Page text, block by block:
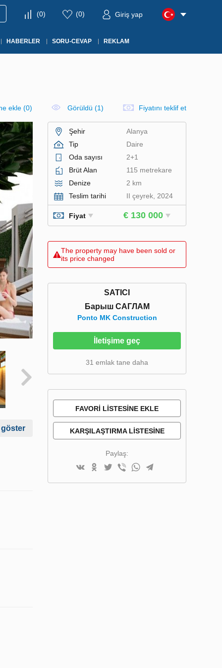
(0) (0) Giriş yap
HABERLER SORU-CEVAP REKLAM
ekle (0) Görüldü (1) Fiyatını teklif et
göster
Şehir
Alanya
Tip
Daire
Oda sayısı
2+1
Brüt Alan
115 metrekare
Denize
2 km
Teslim tarihi
II çeyrek, 2024
Fiyat € 130 000
The property may have been sold or
its price changed
SATICI
Барыш САГЛАМ
Ponto MK Construction
İletişime geç
31 emlak tane daha
FAVORI LISTESINE EKLE
KARŞILAŞTIRMA LISTESINE
Paylaş: